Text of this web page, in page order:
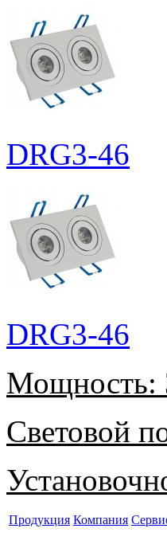
DRG3-46
DRG3-46
Мощность:
Световой
Продукция Компания